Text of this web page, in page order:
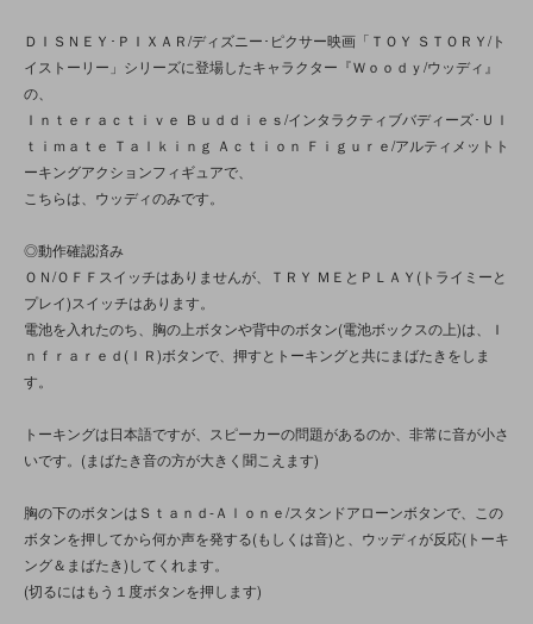
ＤＩＳＮＥＹ･ＰＩＸＡＲ/ディズニー･ピクサー映画「ＴＯＹ ＳＴＯＲＹ/ト
イストーリー」シリーズに登場したキャラクター『Ｗｏｏｄｙ/ウッディ』
の、
Ｉｎｔｅｒａｃｔｉｖｅ Ｂｕｄｄｉｅｓ/インタラクティブバディーズ･Ｕｌ
ｔｉｍａｔｅ Ｔａｌｋｉｎｇ Ａｃｔｉｏｎ Ｆｉｇｕｒｅ/アルティメットト
ーキングアクションフィギュアで、
こちらは、ウッディのみです。
◎動作確認済み
ＯＮ/ＯＦＦスイッチはありませんが、ＴＲＹ ＭＥとＰＬＡＹ(トライミーと
プレイ)スイッチはあります。
電池を入れたのち、胸の上ボタンや背中のボタン(電池ボックスの上)は、Ｉ
ｎｆｒａｒｅｄ(ＩＲ)ボタンで、押すとトーキングと共にまばたきをしま
す。
トーキングは日本語ですが、スピーカーの問題があるのか、非常に音が小さ
いです。(まばたき音の方が大きく聞こえます)
胸の下のボタンはＳｔａｎｄ-Ａｌｏｎｅ/スタンドアローンボタンで、この
ボタンを押してから何か声を発する(もしくは音)と、ウッディが反応(トーキ
ング＆まばたき)してくれます。
(切るにはもう１度ボタンを押します)